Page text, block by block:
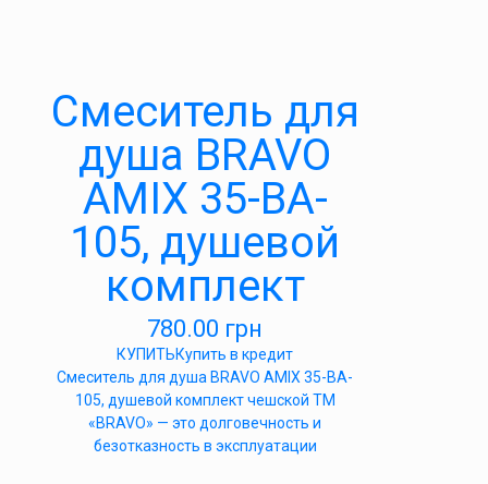
Cмеситель для
душа BRAVO
AMIX 35-BA-
105, душевой
комплект
780.00 грн
КУПИТЬКупить в кредит
Cмеситель для душа BRAVO AMIX 35-BA-
105, душевой комплект чешской ТМ
«BRAVO» — это долговечность и
безотказность в эксплуатации